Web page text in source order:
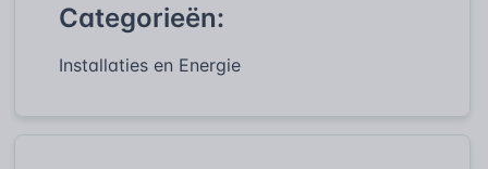
Categorieën:
Installaties en Energie